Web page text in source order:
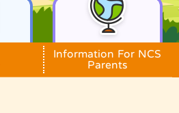
Information For NCS
Parents